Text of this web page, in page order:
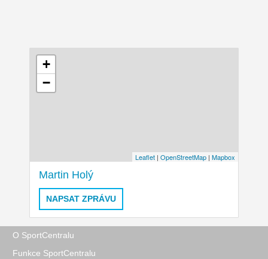
+
−
Leaflet | OpenStreetMap | Mapbox
Martin Holý
NAPSAT ZPRÁVU
O SportCentralu
Funkce SportCentralu